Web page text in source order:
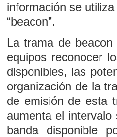
información se
“beacon”.
La trama de
equipos reconocer
disponibles, las
organización de la
de emisión de esta
aumenta el
banda disponible